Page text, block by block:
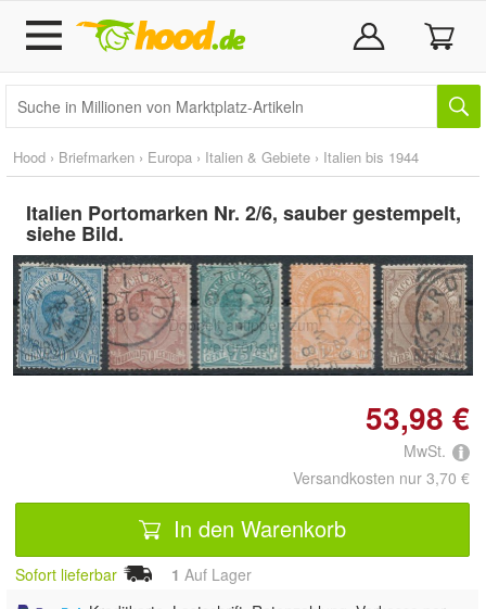
Hood › Briefmarken › Europa › Italien & Gebiete › Italien bis 1944
Italien Portomarken Nr. 2/6, sauber gestempelt,
siehe Bild.
Doppelt antippen zum
vergrößern
53,98 €
MwSt.
Versandkosten nur 3,70 €
In den Warenkorb
Sofort lieferbar 1 Auf Lager